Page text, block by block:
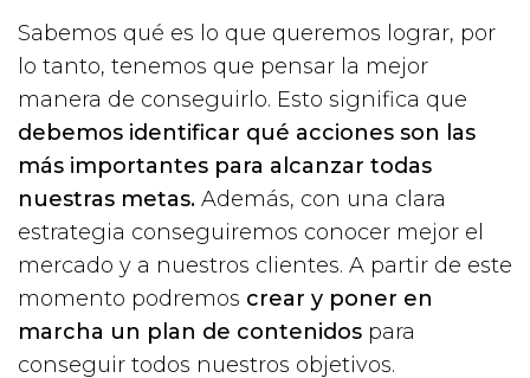
Sabemos qué es lo que queremos lograr, por
lo tanto, tenemos que pensar la mejor
manera de conseguirlo. Esto significa que
debemos identificar qué acciones son las
más importantes para alcanzar todas
nuestras metas. Además, con una clara
estrategia conseguiremos conocer mejor el
mercado y a nuestros clientes. A partir de este
momento podremos crear y poner en
marcha un plan de contenidos para
conseguir todos nuestros objetivos.